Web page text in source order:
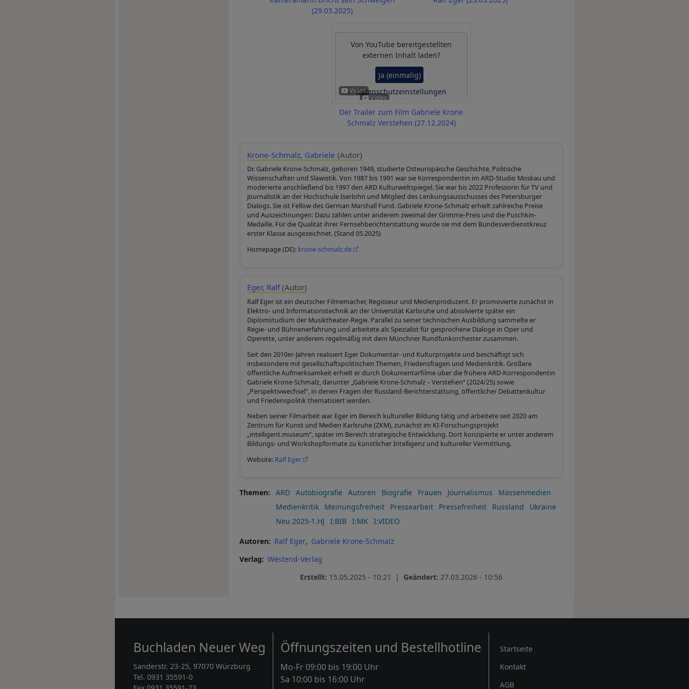
(29.03.2025)
Von YouTube bereitgestellten
externen Inhalt laden?
Ja (einmalig)
Datenschutzeinstellungen
verwalten
Der Trailer zum Film Gabriele Krone
Schmalz Verstehen (27.12.2024)
Krone-Schmalz, Gabriele (Autor)
Dr. Gabriele Krone-Schmalz, geboren 1949, studierte Osteuropäische Geschichte, Politische
Wissenschaften und Slawistik. Von 1987 bis 1991 war sie Korrespondentin im ARD-Studio Moskau und
moderierte anschließend bis 1997 den ARD Kulturweltspiegel. Sie war bis 2022 Professorin für TV und
Journalistik an der Hochschule Iserlohn und Mitglied des Lenkungsausschusses des Petersburger
Dialogs. Sie ist Fellow des German Marshall Fund. Gabriele Krone-Schmalz erhielt zahlreiche Preise
und Auszeichnungen: Dazu zählen unter anderem zweimal der Grimme-Preis und die Puschkin-
Medaille. Für die Qualität ihrer Fernsehberichterstattung wurde sie mit dem Bundesverdienstkreuz
erster Klasse ausgezeichnet. (Stand 05.2025)
Homepage (DE): krone-schmalz.de
Eger, Ralf(Autor)
Ralf Eger ist ein deutscher Filmemacher, Regisseur und Medienproduzent. Er promovierte zunächst in
Elektro- und Informationstechnik an der Universität Karlsruhe und absolvierte später ein
Diplomstudium der Musiktheater-Regie. Parallel zu seiner technischen Ausbildung sammelte er
Regie- und Bühnenerfahrung und arbeitete als Spezialist für gesprochene Dialoge in Oper und
Operette, unter anderem regelmäßig mit dem Münchner Rundfunkorchester zusammen.
Seit den 2010er-Jahren realisiert Eger Dokumentar- und Kulturprojekte und beschäftigt sich
insbesondere mit gesellschaftspolitischen Themen, Friedensfragen und Medienkritik. Größere
öffentliche Aufmerksamkeit erhielt er durch Dokumentarfilme über die frühere ARD-Korrespondentin
Gabriele Krone-Schmalz, darunter „Gabriele Krone-Schmalz – Verstehen“ (2024/25) sowie
„Perspektivwechsel“, in denen Fragen der Russland-Berichterstattung, öffentlicher Debattenkultur
und Friedenspolitik thematisiert werden.
Neben seiner Filmarbeit war Eger im Bereich kultureller Bildung tätig und arbeitete seit 2020 am
Zentrum für Kunst und Medien Karlsruhe (ZKM), zunächst im KI-Forschungsprojekt
„intelligent.museum“, später im Bereich strategische Entwicklung. Dort konzipierte er unter anderem
Bildungs- und Workshopformate zu künstlicher Intelligenz und kultureller Vermittlung.
Website: Ralf Eger
Themen ARD Autobiografie Autoren Biografie Frauen Journalismus
Massenmedien
Medienkritik
Meinungsfreiheit Pressearbeit Pressefreiheit Russland
Ukraine
Neu 2025-1.HJ
I:BIB I:MK I:VIDEO
Autoren Ralf Eger
Gabriele Krone-Schmalz
Verlag
Westend-Verlag
Erstellt: 15.05.2025 - 10:21 | Geändert: 27.03.2026 - 10:56
Buchladen Neuer Weg
Sanderstr. 23-25, 97070 Würzburg
Tel. 0931 35591-0
Öffnungszeiten und Bestellhotline
Mo-Fr 09:00 bis 19:00 Uhr
Sa 10:00 bis 16:00 Uhr
Rechtliches
Startseite
Kontakt
AGB
Cookies